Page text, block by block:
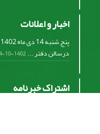
اخبار و اعلانات
درسالن دفتر ...1402-10-14
اشتراک خبرنامه